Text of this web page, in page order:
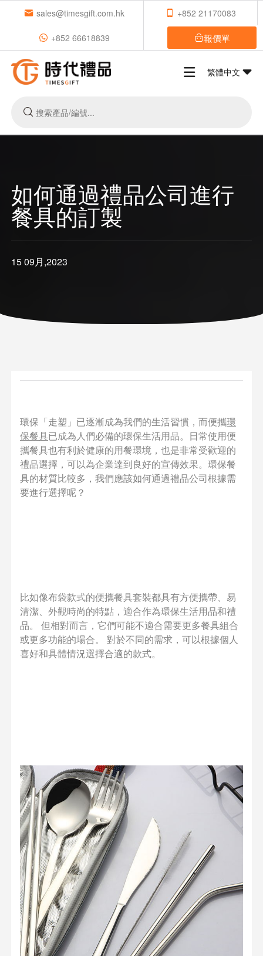
sales@timesgift.com.hk +852 21170083
+852 66618839 報價單
繁體中文
如何通過禮品公司進行
餐具的訂製
15 09月,2023
環保「走塑」已逐漸成為我們的生活習慣，而便攜環
保餐具已成為人們必備的環保生活用品。日常使用便
攜餐具也有利於健康的用餐環境，也是非常受歡迎的
禮品選擇，可以為企業達到良好的宣傳效果。環保餐
具的材質比較多，我們應該如何通過禮品公司根據需
要進行選擇呢？
比如像布袋款式的便攜餐具套裝都具有方便攜帶、易
清潔、外觀時尚的特點，適合作為環保生活用品和禮
品。 但相對而言，它們可能不適合需要更多餐具組合
或更多功能的場合。 對於不同的需求，可以根據個人
喜好和具體情況選擇合適的款式。